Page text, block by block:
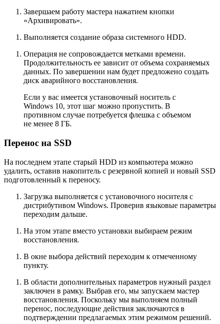
Завершаем работу мастера нажатием кнопки
«Архивировать».
Выполняется создание образа системного HDD.
Операция не сопровождается метками времени.
Продолжительность ее зависит от объема сохраняемых
данных. По завершении нам будет предложено создать
диск аварийного восстановления.
Если у вас имеется установочный носитель с
Windows 10, этот шаг можно пропустить. В
противном случае потребуется флешка с объемом
не менее 8 ГБ.
Перенос на SSD
На последнем этапе старый HDD из компьютера можно
удалить, оставив накопитель с резервной копией и новый SSD
подготовленный к переносу.
Загрузка выполняется с установочного носителя с
дистрибутивом Windows. Проверив языковые параметры
переходим дальше.
На этом этапе вместо установки выбираем режим
восстановления.
В окне выбора действий переходим к отмеченному
пункту.
В области дополнительных параметров нужный раздел
заключен в рамку. Выбрав его, мы запускаем мастер
восстановления. Поскольку мы выполняем полный
перенос, последующие действия заключаются в
подтверждении предлагаемых этим режимом решений.